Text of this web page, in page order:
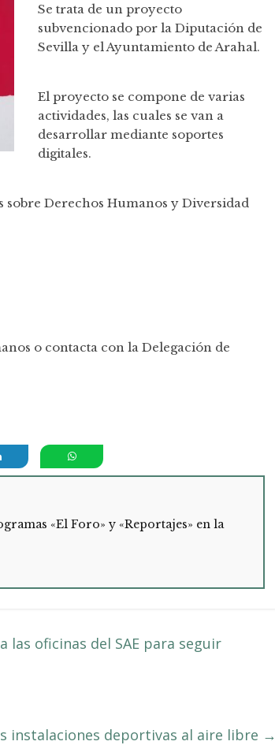
Se trata de un proyecto
subvencionado por la Diputación de
Sevilla y el Ayuntamiento de Arahal.
El proyecto se compone de varias
actividades, las cuales se van a
desarrollar mediante soportes
digitales.
Derechos Humanos y Diversidad
o contacta con la Delegación de
«El Foro» y «Reportajes» en la
las oficinas del SAE para seguir
instalaciones deportivas al aire libre →